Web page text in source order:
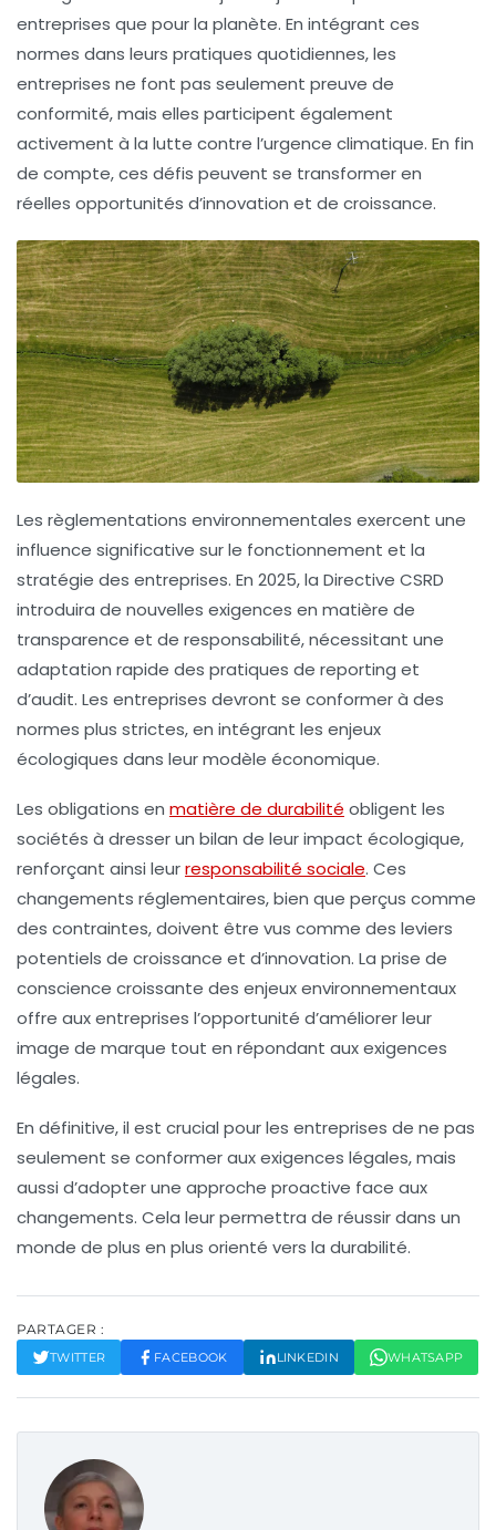
entreprises que pour la planète. En intégrant ces
normes dans leurs pratiques quotidiennes, les
entreprises ne font pas seulement preuve de
conformité, mais elles participent également
activement à la lutte contre l’urgence climatique. En fin
de compte, ces défis peuvent se transformer en
réelles opportunités d’innovation et de croissance.
Les règlementations environnementales exercent une
influence significative sur le fonctionnement et la
stratégie des entreprises. En 2025, la Directive CSRD
introduira de nouvelles exigences en matière de
transparence et de responsabilité, nécessitant une
adaptation rapide des pratiques de reporting et
d’audit. Les entreprises devront se conformer à des
normes plus strictes, en intégrant les enjeux
écologiques dans leur modèle économique.
Les obligations en matière de durabilité obligent les
sociétés à dresser un bilan de leur impact écologique,
renforçant ainsi leurresponsabilité sociale. Ces
changements réglementaires, bien que perçus comme
des contraintes, doivent être vus comme des leviers
potentiels de croissance et d’innovation. La prise de
conscience croissante des enjeux environnementaux
offre aux entreprises l’opportunité d’améliorer leur
image de marque tout en répondant aux exigences
légales.
En définitive, il est crucial pour les entreprises de ne pas
seulement se conformer aux exigences légales, mais
aussi d’adopter une approche proactive face aux
changements. Cela leur permettra de réussir dans un
monde de plus en plus orienté vers la durabilité.
PARTAGER :
TWITTER FACEBOOK LINKEDIN WHATSAPP